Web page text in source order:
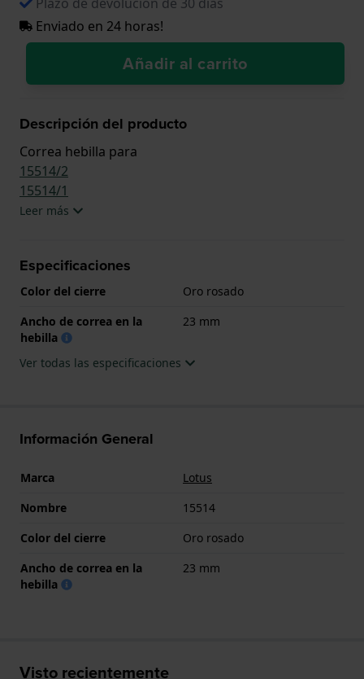
Enviado en 24 horas!
Añadir al carrito
Descripción del producto
Correa hebilla para
15514/2
15514/1
Leer más
Especificaciones
Color del cierre
Oro rosado
Ancho de correa en la
hebilla
23 mm
Ver todas las especificaciones
Información General
Marca
Lotus
Nombre
15514
Color del cierre
Oro rosado
Ancho de correa en la
hebilla
23 mm
Visto recientemente